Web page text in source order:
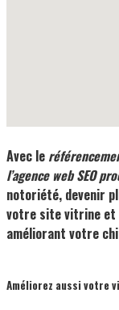
Avec le
l’agence web SEO
notoriété, devenir
votre site vitrine et
améliorant votre
Améliorez aussi votre